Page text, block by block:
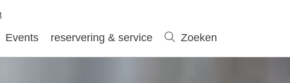
Events reservering & service Zoeken